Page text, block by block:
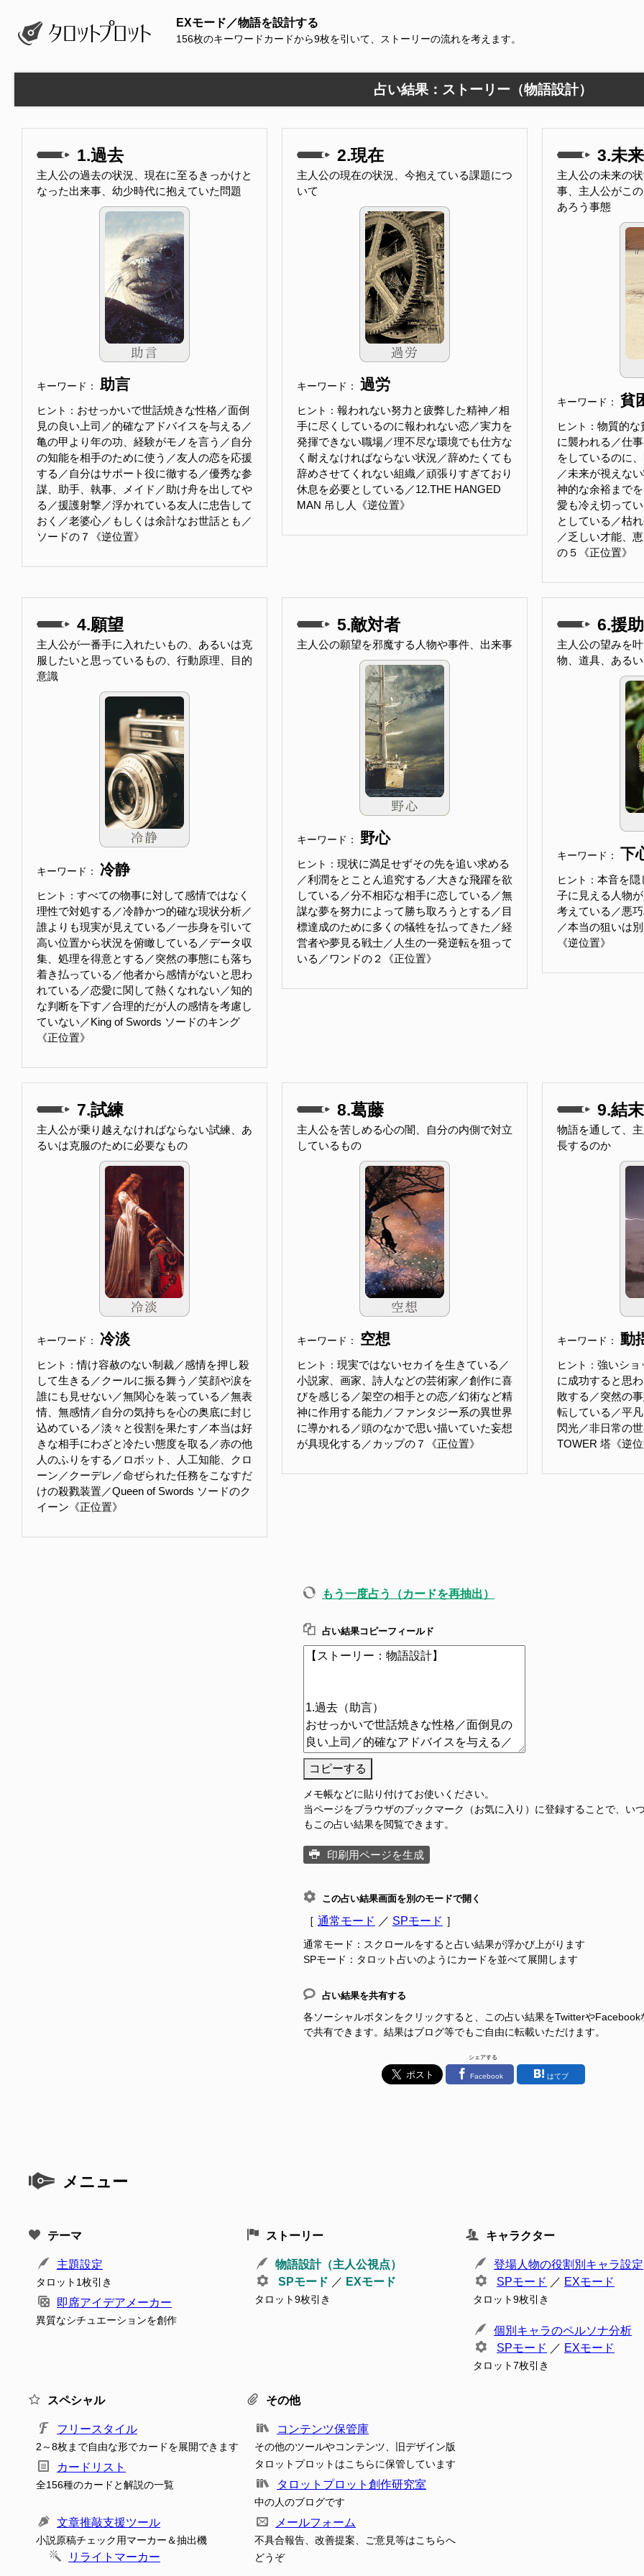
EXモード／物語を設計する
156枚のキーワードカードから9枚を引いて、ストーリーの流れを考えます。
占い結果：ストーリー（物語設計）
1.過去
主人公の過去の状況、現在に至るきっかけと
なった出来事、幼少時代に抱えていた問題
キーワード： 助言
ヒント： おせっかいで世話焼きな性格／面倒
見の良い上司／的確なアドバイスを与える／
亀の甲より年の功、経験がモノを言う／自分
の知能を相手のために使う／友人の恋を応援
する／自分はサポート役に徹する／優秀な参
謀、助手、執事、メイド／助け舟を出してや
る／援護射撃／浮かれている友人に忠告して
おく／老婆心／もしくは余計なお世話とも／
ソードの７《逆位置》
2.現在
主人公の現在の状況、今抱えている課題につ
いて
キーワード： 過労
ヒント： 報われない努力と疲弊した精神／相
手に尽くしているのに報われない恋／実力を
発揮できない職場／理不尽な環境でも仕方な
く耐えなければならない状況／辞めたくても
辞めさせてくれない組織／頑張りすぎており
休息を必要としている／12.THE HANGED
MAN 吊し人《逆位置》
3.未来
主人公の未来の
事、主人公がこ
あろう事態
キーワード： 貧
ヒント： 物質的な
に襲われる／仕
をしているのに
／未来が視えな
神的な余裕まで
愛も冷え切って
としている／枯
／乏しい才能、
の５《正位置》
4.願望
主人公が一番手に入れたいもの、あるいは克
服したいと思っているもの、行動原理、目的
意識
キーワード： 冷静
ヒント： すべての物事に対して感情ではなく
理性で対処する／冷静かつ的確な現状分析／
誰よりも現実が見えている／一歩身を引いて
高い位置から状況を俯瞰している／データ収
集、処理を得意とする／突然の事態にも落ち
着き払っている／他者から感情がないと思わ
れている／恋愛に関して熱くなれない／知的
な判断を下す／合理的だが人の感情を考慮し
ていない／King of Swords ソードのキング
《正位置》
5.敵対者
主人公の願望を邪魔する人物や事件、出来事
キーワード： 野心
ヒント： 現状に満足せずその先を追い求める
／利潤をとことん追究する／大きな飛躍を欲
している／分不相応な相手に恋している／無
謀な夢を努力によって勝ち取ろうとする／目
標達成のために多くの犠牲を払ってきた／経
営者や夢見る戦士／人生の一発逆転を狙って
いる／ワンドの２《正位置》
6.援
主人公の望みを
物、道具、ある
キーワード： 下
ヒント： 本音を隠
子に見える人物
考えている／悪
／本当の狙いは
《逆位置》
7.試練
主人公が乗り越えなければならない試練、あ
るいは克服のために必要なもの
キーワード： 冷淡
ヒント：情け容赦のない制裁／感情を押し殺
して生きる／クールに振る舞う／笑顔や涙を
誰にも見せない／無関心を装っている／無表
情、無感情／自分の気持ちを心の奥底に封じ
込めている／淡々と役割を果たす／本当は好
きな相手にわざと冷たい態度を取る／赤の他
人のふりをする／ロボット、人工知能、クロ
ーン／クーデレ／命ぜられた任務をこなすだ
けの殺戮装置／Queen of Swords ソードのク
イーン《正位置》
8.葛藤
主人公を苦しめる心の闇、自分の内側で対立
しているもの
キーワード： 空想
ヒント： 現実ではないセカイを生きている／
小説家、画家、詩人などの芸術家／創作に喜
びを感じる／架空の相手との恋／幻術など精
神に作用する能力／ファンタジー系の異世界
に導かれる／頭のなかで思い描いていた妄想
が具現化する／カップの７《正位置》
9.結末
物語を通して、
長するのか
キーワード： 動
ヒント： 強いショ
に成功すると思
敗する／突然の
転している／平
閃光／非日常の
TOWER 塔《逆
もう一度占う（カードを再抽出）
占い結果コピーフィールド
コピーする
メモ帳などに貼り付けてお使いください。
当ページをブラウザのブックマーク（お気に入り）に登録することで、い
もこの占い結果を閲覧できます。
印刷用ページを生成
この占い結果画面を別のモードで開く
［ 通常モード ／ SPモード ］
通常モード：スクロールをすると占い結果が浮かび上がります
SPモード：タロット占いのようにカードを並べて展開します
占い結果を共有する
各ソーシャルボタンをクリックすると、この占い結果をTwitterやFacebook
で共有できます。結果はブログ等でもご自由に転載いただけます。
シェアする
Facebook はてブ
メニュー
テーマ
主題設定
タロット1枚引き
即席アイデアメーカー
異質なシチュエーションを創作
ストーリー
物語設計（主人公視点）
SPモード ／ EXモード
タロット9枚引き
キャラクター
登場人物の役割別キャラ設定
SPモード ／ EXモード
タロット9枚引き
個別キャラのペルソナ分析
SPモード ／ EXモード
タロット7枚引き
スペシャル
フリースタイル
2～8枚まで自由な形でカードを展開できます
カードリスト
全156種のカードと解説の一覧
文章推敲支援ツール
小説原稿チェック用マーカー＆抽出機
リライトマーカー
その他
コンテンツ保管庫
その他のツールやコンテンツ、旧デザイン版
タロットプロットはこちらに保管しています
タロットプロット創作研究室
中の人のブログです
メールフォーム
不具合報告、改善提案、ご意見等はこちらへ
どうぞ